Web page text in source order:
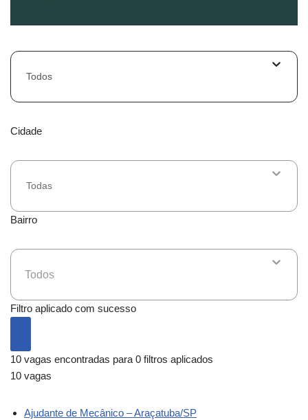
Todos
Cidade
Todas
Bairro
Todos
Filtro aplicado com sucesso
10 vagas encontradas para 0 filtros aplicados
10 vagas
Ajudante de Mecânico – Araçatuba/SP